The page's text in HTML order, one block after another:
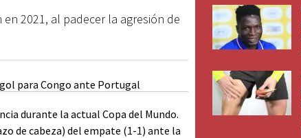
2021, al padecer la agresión de
durante la actual Copa del Mundo.
de cabeza) del empate (1-1) ante la